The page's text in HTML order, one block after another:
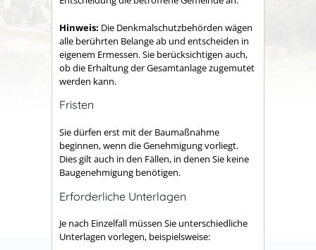
Hinweis: Die Denkmalschutzbehörden wägen
alle berührten Belange ab und entscheiden in
eigenem Ermessen. Sie berücksichtigen auch,
ob die Erhaltung der Gesamtanlage zugemutet
werden kann.
Fristen
Sie dürfen erst mit der Baumaßnahme
beginnen, wenn die Genehmigung vorliegt.
Dies gilt auch in den Fällen, in denen Sie keine
Baugenehmigung benötigen.
Erforderliche Unterlagen
Je nach Einzelfall müssen Sie unterschiedliche
Unterlagen vorlegen, beispielsweise: